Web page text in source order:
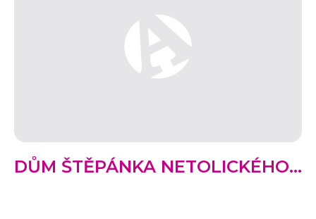
DŮM ŠTĚPÁNKA NETOLICKÉHO...